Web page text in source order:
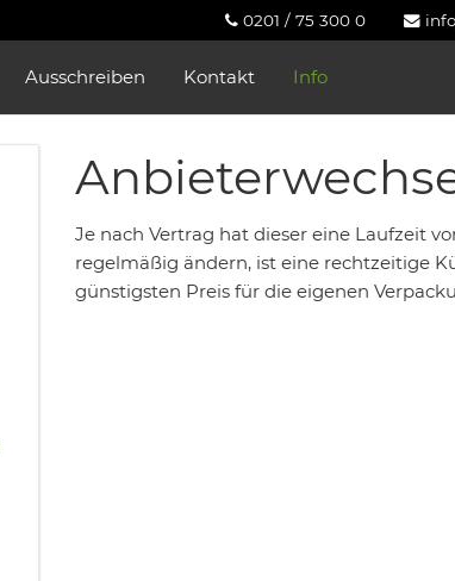
0201 / 75 300 0
Ausschreiben Kontakt Info
Je nach Vertrag hat dieser eine Laufzeit
regelmäßig ändern, ist eine rechtzeitige
günstigsten Preis für die eigenen